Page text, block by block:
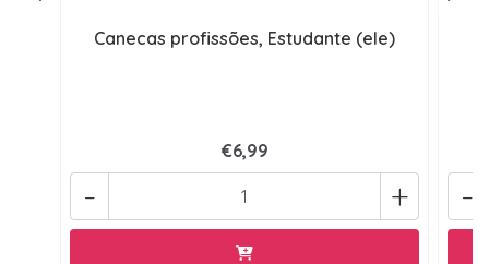
Canecas profissões, Estudante (ele)
€6,99
+
- -